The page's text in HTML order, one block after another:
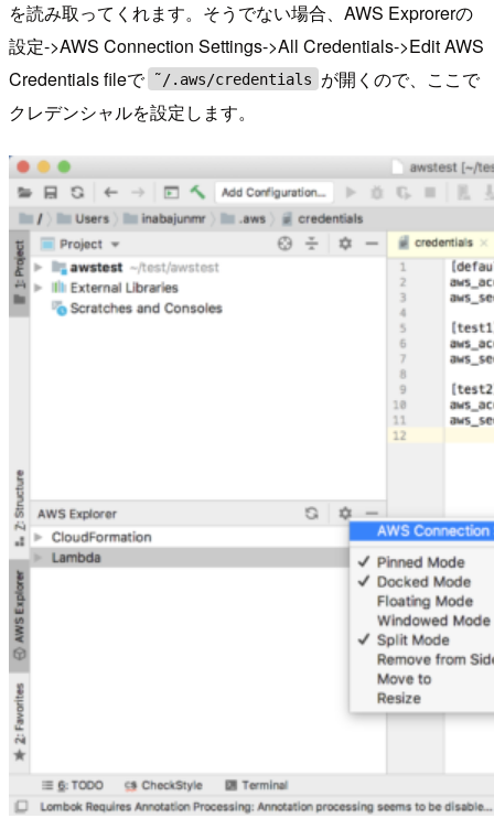
を読み取ってくれます。そうでない場合、AWS Exprorerの
設定->AWS Connection Settings->All Credentials->Edit AWS
Credentials fileで
˜/.aws/credentials
が開くので、ここで
クレデンシャルを設定します。